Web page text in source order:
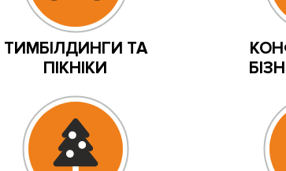
ТИМБІЛДИНГИ ТА
ПІКНІКИ